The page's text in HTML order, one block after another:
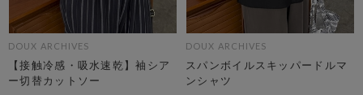
DOUX ARCHIVES
【接触冷感・吸水速乾】袖シア
ー切替カットソー
DOUX ARCHIVES
スパンボイルスキッパードルマ
ンシャツ